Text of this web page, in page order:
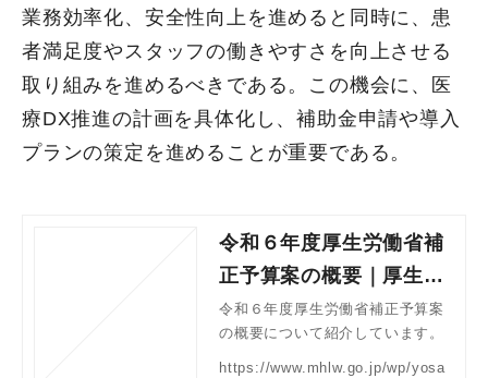
業務効率化、安全性向上を進めると同時に、患
者満足度やスタッフの働きやすさを向上させる
取り組みを進めるべきである。この機会に、医
療DX推進の計画を具体化し、補助金申請や導入
プランの策定を進めることが重要である。
令和６年度厚生労働省補
正予算案の概要｜厚生労
働省
令和６年度厚生労働省補正予算案
の概要について紹介しています。
https://www.mhlw.go.jp/wp/yosa